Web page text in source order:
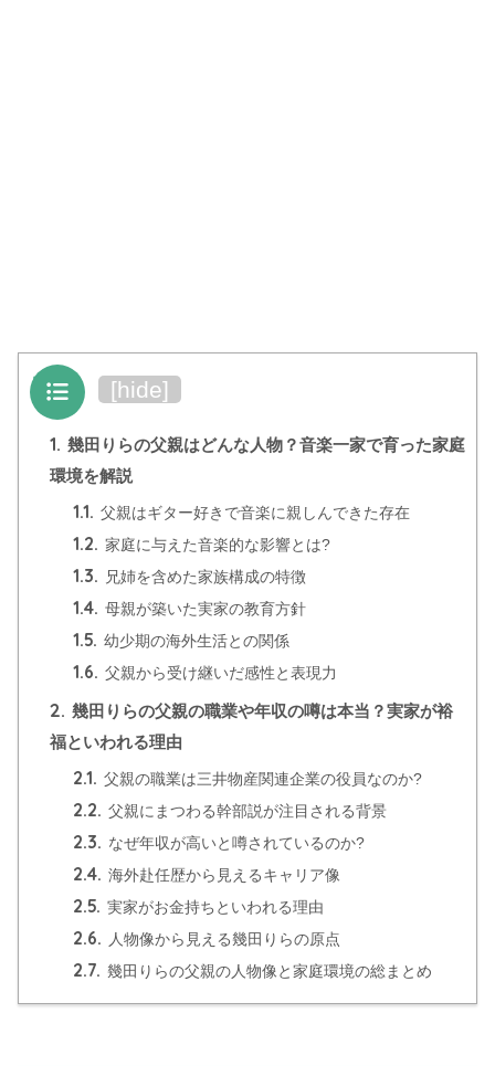
目次 [hide]
1. 幾田りらの父親はどんな人物？音楽一家で育った家庭
環境を解説
1.1. 父親はギター好きで音楽に親しんできた存在
1.2. 家庭に与えた音楽的な影響とは?
1.3. 兄姉を含めた家族構成の特徴
1.4. 母親が築いた実家の教育方針
1.5. 幼少期の海外生活との関係
1.6. 父親から受け継いだ感性と表現力
2. 幾田りらの父親の職業や年収の噂は本当？実家が裕
福といわれる理由
2.1. 父親の職業は三井物産関連企業の役員なのか?
2.2. 父親にまつわる幹部説が注目される背景
2.3. なぜ年収が高いと噂されているのか?
2.4. 海外赴任歴から見えるキャリア像
2.5. 実家がお金持ちといわれる理由
2.6. 人物像から見える幾田りらの原点
2.7. 幾田りらの父親の人物像と家庭環境の総まとめ